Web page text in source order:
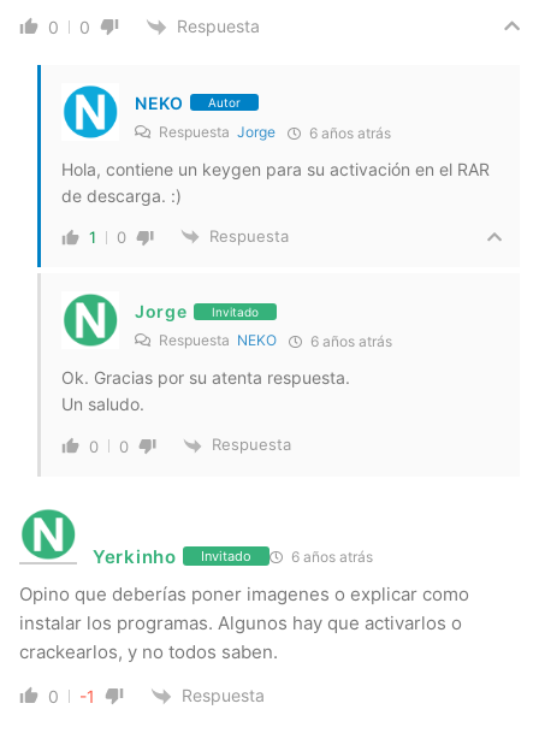
0 0 Respuesta
NEKO Autor
Respuesta Jorge 6 años atrás
Hola, contiene un keygen para su activación en el RAR
de descarga. :)
1 0 Respuesta
Jorge Invitado
Respuesta NEKO 6 años atrás
Ok. Gracias por su atenta respuesta.
Un saludo.
0 0 Respuesta
Yerkinho Invitado 6 años atrás
Opino que deberías poner imagenes o explicar como
instalar los programas. Algunos hay que activarlos o
crackearlos, y no todos saben.
0 -1 Respuesta